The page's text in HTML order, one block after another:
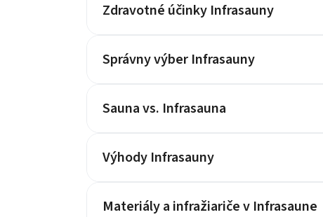
Zdravotné účinky Infrasauny
Správny výber Infrasauny
Sauna vs. Infrasauna
Výhody Infrasauny
Materiály a infražiariče v Infrasaune